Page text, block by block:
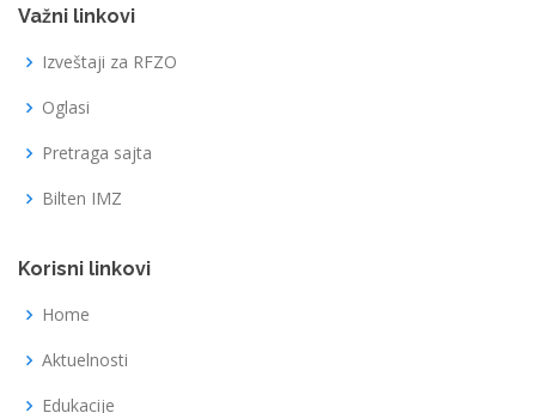
Važni linkovi
Izveštaji za RFZO
Oglasi
Pretraga sajta
Bilten IMZ
Korisni linkovi
Home
Aktuelnosti
Edukacije